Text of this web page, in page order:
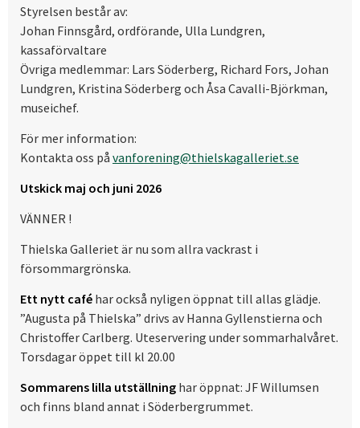
Styrelsen består av:
Johan Finnsgård, ordförande, Ulla Lundgren,
kassaförvaltare
Övriga medlemmar: Lars Söderberg, Richard Fors, Johan
Lundgren, Kristina Söderberg och Åsa Cavalli-Björkman,
museichef.
För mer information:
Kontakta oss på vanforening@thielskagalleriet.se
Utskick maj och juni 2026
VÄNNER !
Thielska Galleriet är nu som allra vackrast i
försommargrönska.
Ett nytt café har också nyligen öppnat till allas glädje.
”Augusta på Thielska” drivs av Hanna Gyllenstierna och
Christoffer Carlberg. Uteservering under sommarhalvåret.
Torsdagar öppet till kl 20.00
Sommarens lilla utställning har öppnat: JF Willumsen
och finns bland annat i Söderbergrummet.